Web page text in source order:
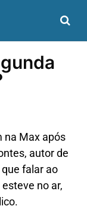
na Max após
autor de
falar ao
no ar,